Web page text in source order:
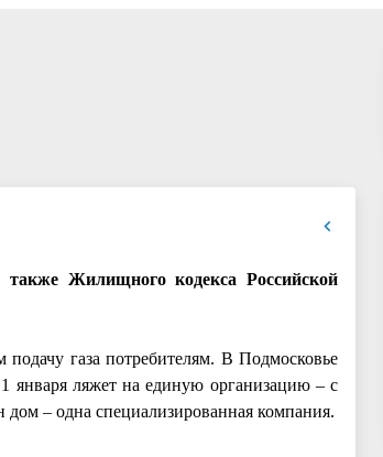
Жилищного кодекса Российской
газа потребителям. В Подмосковье
1 января ляжет на единую организацию – с
дом – одна специализированная компания.